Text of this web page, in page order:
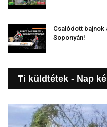
Csalódott bajnok
Soponyán!
Ti küldtétek - Nap